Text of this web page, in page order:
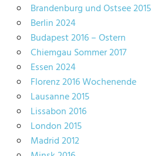
Brandenburg und Ostsee 2015
Berlin 2024
Budapest 2016 – Ostern
Chiemgau Sommer 2017
Essen 2024
Florenz 2016 Wochenende
Lausanne 2015
Lissabon 2016
London 2015
Madrid 2012